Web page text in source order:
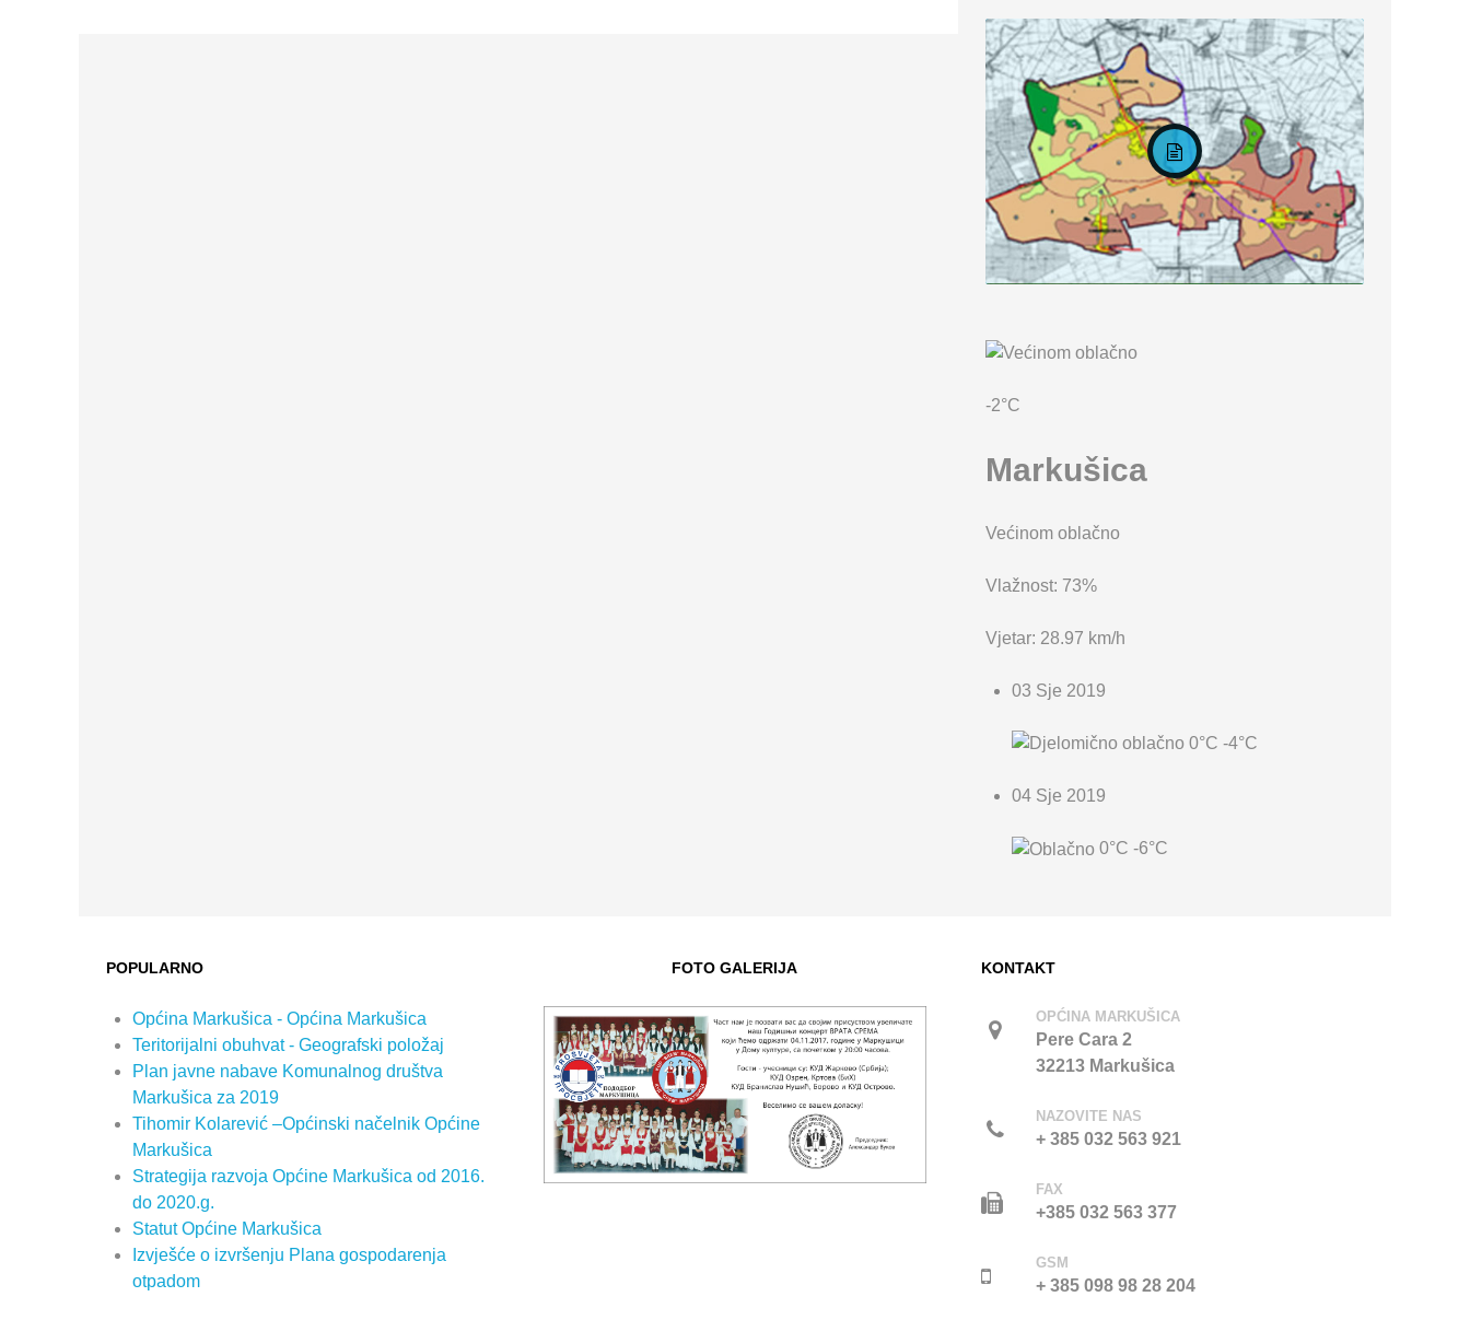
-2°C
Markušica
Većinom oblačno
Vlažnost: 73%
Vjetar: 28.97 km/h
03 Sje 2019
0°C -4°C
04 Sje 2019
0°C -6°C
POPULARNO
Općina Markušica - Općina Markušica
Teritorijalni obuhvat - Geografski položaj
Plan javne nabave Komunalnog društva
Markušica za 2019
Tihomir Kolarević –Općinski načelnik Općine
Markušica
Strategija razvoja Općine Markušica od 2016.
do 2020.g.
Statut Općine Markušica
Izvješće o izvršenju Plana gospodarenja
otpadom
FOTO GALERIJA KONTAKT
OPĆINA MARKUŠICA
Pere Cara 2
32213 Markušica
NAZOVITE NAS
+ 385 032 563 921
FAX
+385 032 563 377
GSM
+ 385 098 98 28 204